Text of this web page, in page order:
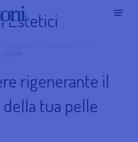
Estetici
rigenerante il
tua pelle